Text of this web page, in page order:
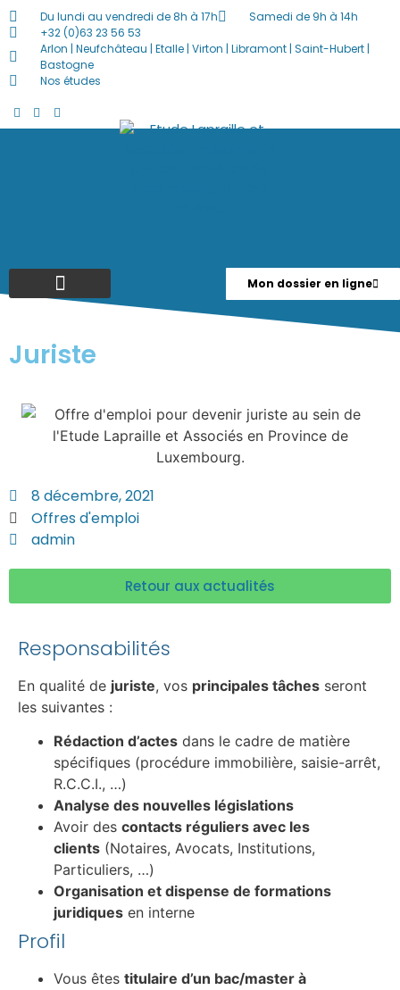
Du lundi au vendredi de 8h à 17h
Samedi de 9h à 14h
+32 (0)63 23 56 53
Arlon | Neufchâteau | Etalle | Virton | Libramont | Saint-Hubert |
Bastogne
Nos études
Mon dossier en ligne
Juriste
8 décembre, 2021
Offres d'emploi
admin
Retour aux actualités
Responsabilités
En qualité de juriste, vos principales tâches seront
les suivantes :
Rédaction d’actes dans le cadre de matière
spécifiques (procédure immobilière, saisie-arrêt,
R.C.C.I., …)
Analyse des nouvelles législations
Avoir des contacts réguliers avec les
clients (Notaires, Avocats, Institutions,
Particuliers, …)
Organisation et dispense de formations
juridiques en interne
Profil
Vous êtes titulaire d’un bac/master à